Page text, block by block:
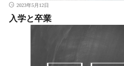
2023年5月12日
入学と卒業